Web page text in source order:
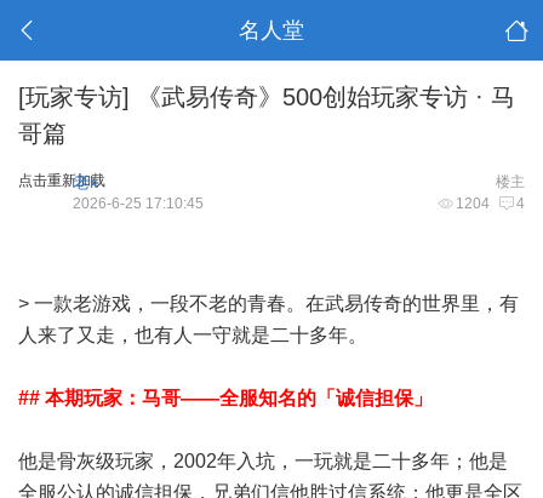
名人堂
[玩家专访]
《武易传奇》500创始玩家专访 · 马
哥篇
点击重新加载 楼主
老k
1204 4
2026-6-25 17:10:45
> 一款老游戏，一段不老的青春。在武易传奇的世界里，有
人来了又走，也有人一守就是二十多年。
## 本期玩家：马哥——全服知名的「 诚信担保 」
他是骨灰级玩家，2002年入坑，一玩就是二十多年；他是
全服公认的诚信担保，兄弟们信他胜过信系统；他更是全区